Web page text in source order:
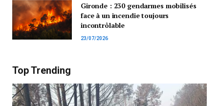
Gironde : 230 gendarmes mobilisés
face à un incendie toujours
incontrôlable
23/07/2026
Top Trending